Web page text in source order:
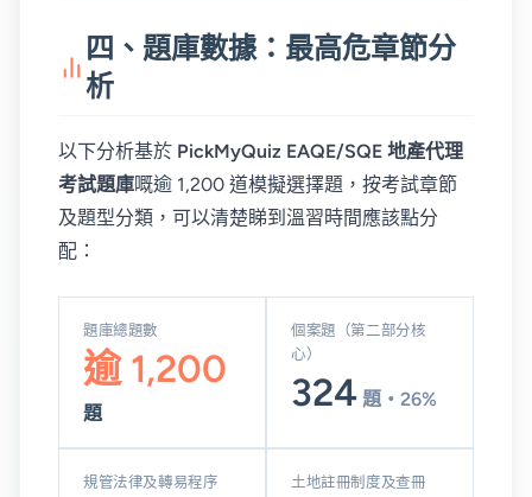
四、題庫數據：最高危章節分
析
以下分析基於 PickMyQuiz EAQE/SQE 地產代理
考試題庫嘅逾 1,200 道模擬選擇題，按考試章節
及題型分類，可以清楚睇到溫習時間應該點分
配：
題庫總題數
逾 1,200
題
個案題（第二部分核
心）
324 題・26%
規管法律及轉易程序 土地註冊制度及查冊